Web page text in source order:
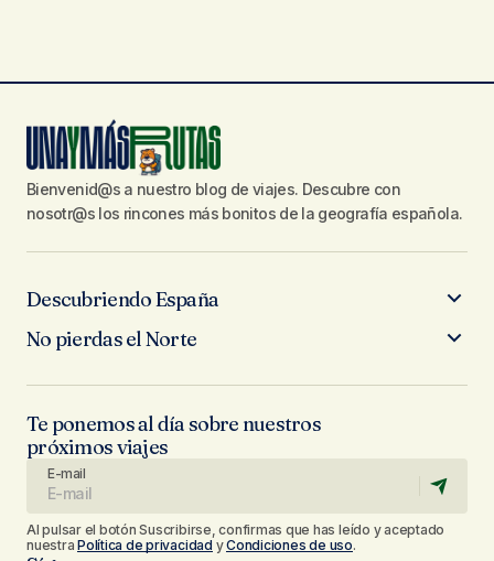
Bienvenid@s a nuestro blog de viajes. Descubre con
nosotr@s los rincones más bonitos de la geografía española.
Descubriendo España
No pierdas el Norte
Te ponemos al día sobre nuestros
próximos viajes
E-mail
Al pulsar el botón Suscribirse, confirmas que has leído y aceptado
nuestraPolítica de privacidad yCondiciones de uso.